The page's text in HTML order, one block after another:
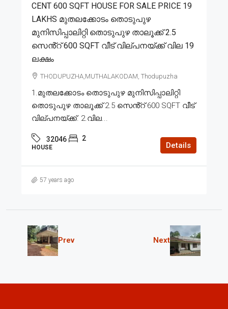
CENT 600 SQFT HOUSE FOR SALE PRICE 19
LAKHS മുതലക്കോടം തൊടുപുഴ
മുനിസിപ്പാലിറ്റി തൊടുപുഴ താലൂക്ക് 2.5
സെൻ്റ് 600 SQFT വീട് വില്പനയ്ക്ക് വില 19
ലക്ഷം
THODUPUZHA,MUTHALAKODAM, Thodupuzha
1.മുതലക്കോടം തൊടുപുഴ മുനിസിപ്പാലിറ്റി
തൊടുപുഴ താലൂക്ക് 2.5 സെൻ്റ് 600 SQFT വീട്
വില്പനയ്ക്ക്. 2.വില...
32046 2
HOUSE Details
57 years ago
Prev Next